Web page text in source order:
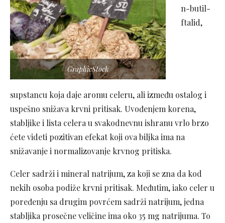
GraphicStock
n-butil-
ftalid,
supstancu koja daje aromu celeru, ali između ostalog i
uspešno snižava krvni pritisak. Uvođenjem korena,
stabljike i lista celera u svakodnevnu ishranu vrlo brzo
ćete videti pozitivan efekat koji ova biljka ima na
snižavanje i normalizovanje krvnog pritiska.
Celer sadrži i mineral natrijum, za koji se zna da kod
nekih osoba podiže krvni pritisak. Međutim, iako celer u
poređenju sa drugim povrćem sadrži natrijum, jedna
stabljika prosečne veličine ima oko 35 mg natrijuma. To